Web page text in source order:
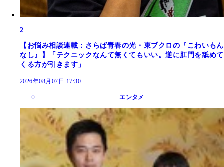
2
【お悩み相談連載：さらば青春の光・東ブクロの『こわいもん
なし』】「テクニックなんて無くてもいい。逆に肛門を舐めて
くる方が引きます」
2026年08月07日 17:30
エンタメ